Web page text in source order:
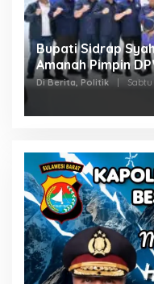
Bupati Sidrap
Amanah Pimpin
Di Berita, Politik | Sabtu